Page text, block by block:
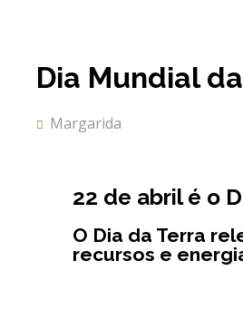
Dia Mundial
Margarida
22 de abril é o
O Dia da Terra
recursos e